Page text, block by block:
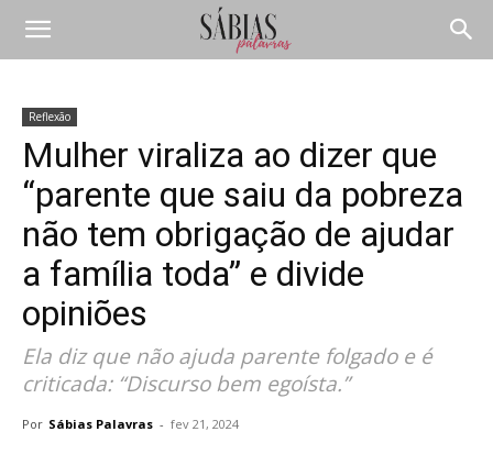
Reflexão
Mulher viraliza ao dizer que
“parente que saiu da pobreza
não tem obrigação de ajudar
a família toda” e divide
opiniões
Ela diz que não ajuda parente folgado e é
criticada: “Discurso bem egoísta.”
Por Sábias Palavras - fev 21, 2024